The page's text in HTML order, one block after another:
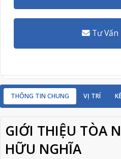
Tư Vấn
THÔNG TIN CHUNG VỊ TRÍ
GIỚI THIỆU TÒA
HỮU NGHĨA